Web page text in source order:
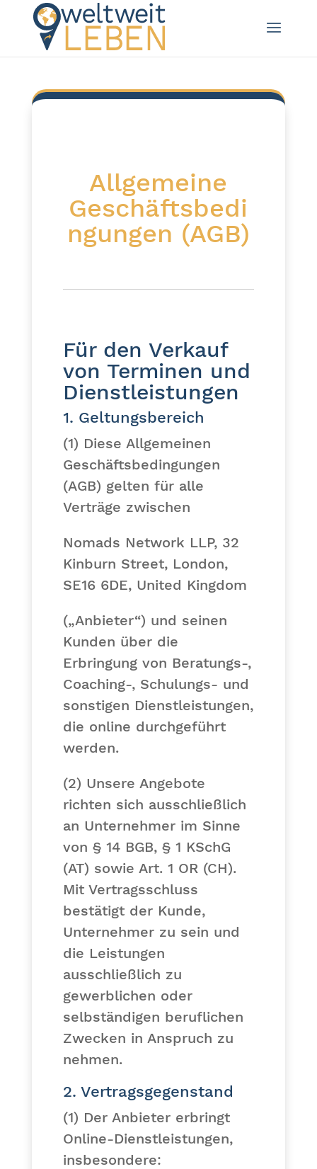
Allgemeine
Geschäftsbedi
ngungen (AGB)
Für den Verkauf
von Terminen und
Dienstleistungen
1. Geltungsbereich
(1) Diese Allgemeinen
Geschäftsbedingungen
(AGB) gelten für alle
Verträge zwischen
Nomads Network LLP, 32
Kinburn Street, London,
SE16 6DE, United Kingdom
(„Anbieter“) und seinen
Kunden über die
Erbringung von Beratungs-,
Coaching-, Schulungs- und
sonstigen Dienstleistungen,
die online durchgeführt
werden.
(2) Unsere Angebote
richten sich ausschließlich
an Unternehmer im Sinne
von § 14 BGB, § 1 KSchG
(AT) sowie Art. 1 OR (CH).
Mit Vertragsschluss
bestätigt der Kunde,
Unternehmer zu sein und
die Leistungen
ausschließlich zu
gewerblichen oder
selbständigen beruflichen
Zwecken in Anspruch zu
nehmen.
2. Vertragsgegenstand
(1) Der Anbieter erbringt
Online-Dienstleistungen,
insbesondere: